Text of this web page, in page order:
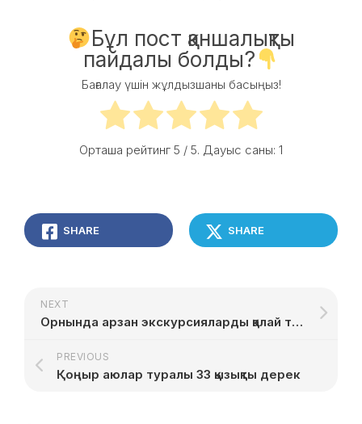
Бұл пост қаншалықты
пайдалы болды?
Бағалау үшін жұлдызшаны басыңыз!
Орташа рейтинг 5 / 5. Дауыс саны: 1
SHARE SHARE
NEXT
Орнында арзан экскурсияларды қалай табуға болады
PREVIOUS
Қоңыр аюлар туралы 33 қызықты дерек